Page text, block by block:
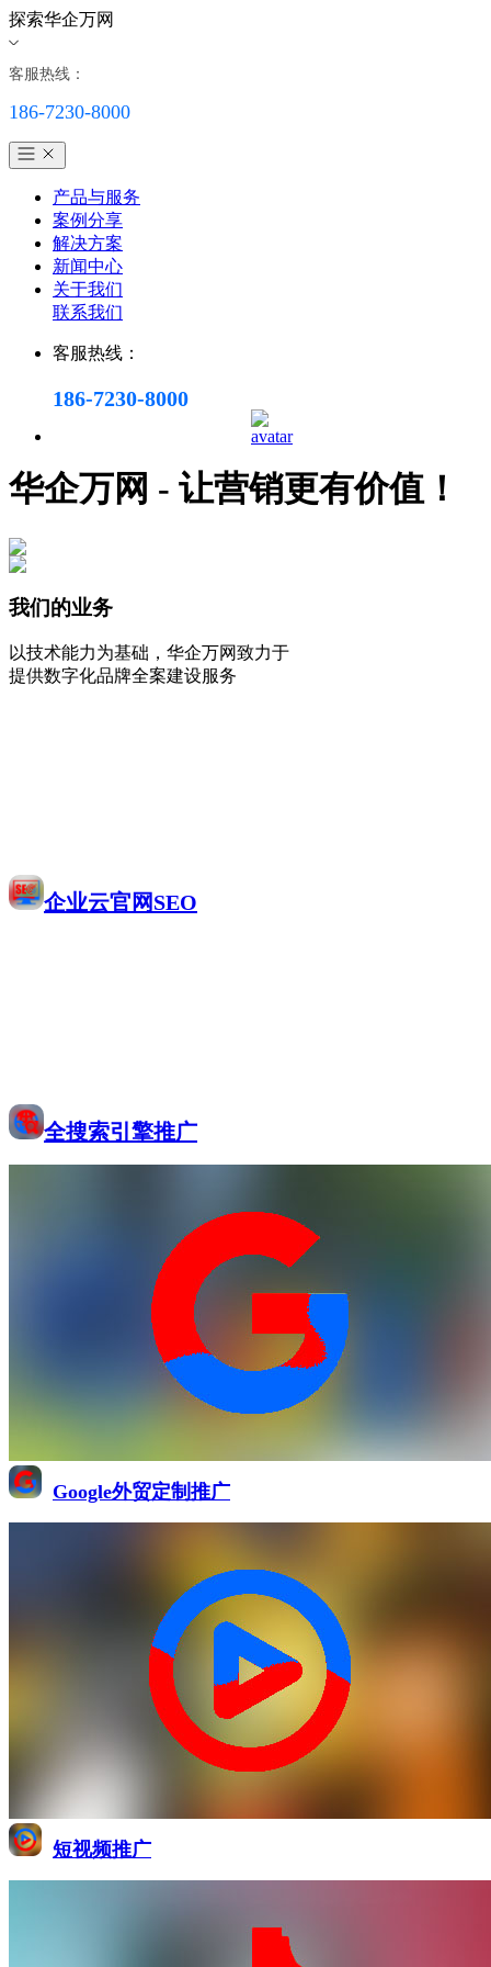
探索华企万网
客服热线：
186-7230-8000
产品与服务
案例分享
解决方案
新闻中心
关于我们
联系我们
客服热线：
186-7230-8000
华企万网 - 让营销更有价值！
我们的业务
以技术能力为基础，华企万网致力于
提供数字化品牌全案建设服务
企业云官网SEO
全搜索引擎推广
Google外贸定制推广
短视频推广